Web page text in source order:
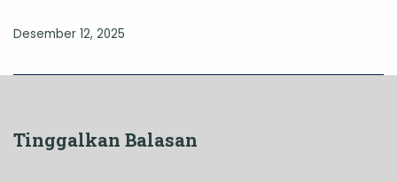
Desember 12, 2025
Tinggalkan Balasan